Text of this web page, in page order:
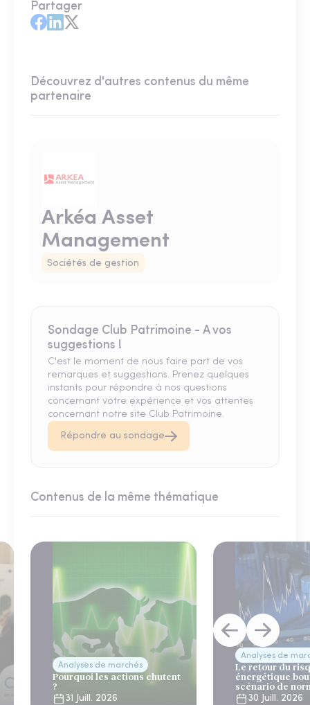
Partager
Découvrez d'autres contenus du même
partenaire
Arkéa Asset
Management
Sociétés de gestion
Sondage Club Patrimoine - A vos
suggestions !
C'est le moment de nous faire part de vos
remarques et suggestions. Prenez quelques
instants pour répondre à nos questions
concernant votre expérience et vos attentes
concernant notre site Club Patrimoine.
Répondre au sondage
Contenus de la même thématique
Analyses de marchés
Pourquoi les actions chutent
?
31 Juill. 2026
Analyses de
Le retour du
énergétique
scénario de
30 Juill. 2026